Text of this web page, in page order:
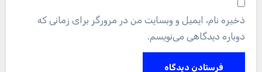
ذخیره نام، ایمیل و وبسایت من در مرورگر برای زمانی که
دوباره دیدگاهی می‌نویسم.